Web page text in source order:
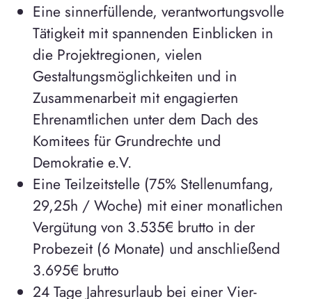
Eine sinnerfüllende, verantwortungsvolle
Tätigkeit mit spannenden Einblicken in
die Projektregionen, vielen
Gestaltungsmöglichkeiten und in
Zusammenarbeit mit engagierten
Ehrenamtlichen unter dem Dach des
Komitees für Grundrechte und
Demokratie e.V.
Eine Teilzeitstelle (75% Stellenumfang,
29,25h / Woche) mit einer monatlichen
Vergütung von 3.535€ brutto in der
Probezeit (6 Monate) und anschließend
3.695€ brutto
24 Tage Jahresurlaub bei einer Vier-